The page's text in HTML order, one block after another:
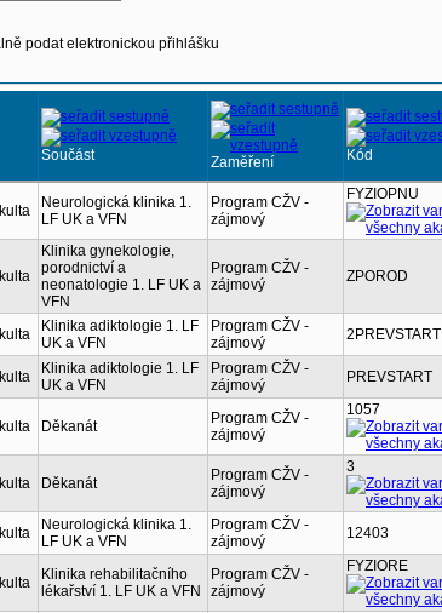
podat elektronickou přihlášku
Součást Zaměření Kód
Neurologická klinika 1.
LF UK a VFN
Program CŽV -
zájmový
FYZIOPNU
Klinika gynekologie,
porodnictví a
neonatologie 1. LF UK a
VFN
Program CŽV -
zájmový
ZPOROD
Klinika adiktologie 1. LF
UK a VFN
Program CŽV -
zájmový
2PREVSTART
Klinika adiktologie 1. LF
UK a VFN
Program CŽV -
zájmový
PREVSTART
Děkanát
Program CŽV -
zájmový
1057
Děkanát
Program CŽV -
zájmový
3
Neurologická klinika 1.
LF UK a VFN
Program CŽV -
zájmový
12403
Klinika rehabilitačního
lékařství 1. LF UK a VFN
Program CŽV -
zájmový
FYZIORE